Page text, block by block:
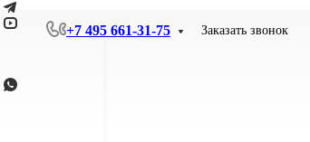
+7 495 661-31-75 Заказать звонок